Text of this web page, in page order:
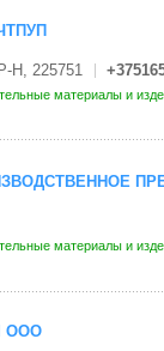
Н, 225751
материалы и
материалы и
ООО